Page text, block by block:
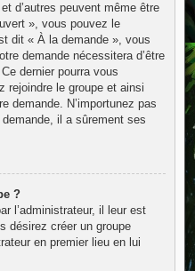
d’autres peuvent même être
», vous pouvez le
dit « À la demande », vous
demande nécessitera d’être
dernier pourra vous
rejoindre le groupe et ainsi
demande. N’importunez pas
demande, il a sûrement ses
?
l’administrateur, il leur est
désirez créer un groupe
en premier lieu en lui